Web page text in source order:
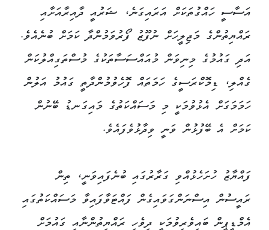
އަސާސީ ހައްގުތަކަށް އަރައިގަނެ، ޝަރުއީ ދާއިރާއަށާއި
ރައްޔިތުންގެ މަޖިލީހަށް ނުފޫޒު ފޯރުވަމުންދާ ކަމަށް ބުނެއެވެ.
އަދި ގައުމުގެ މިނިވަން މުއައްސަސާތަކުގެ މުސްތަގިއްލުކަން
ގެއްލި، ޑިމޮކްރަސީގެ ހަމަތައް ފޮހެވުމުންދާތީ ގައުމު އަލުން
ހަމަމަގަށް އެޅުވުމަކީ މި މަސައްކަތުގެ މައިގަނޑު ބޭނުން
ކަމަށް އެ ބޭފުޅުން ވަނީ ވިދާޅުވެފައެވެ.
ފައްޔާޒު ހުށަހެޅުއްވި ގަރާރުގައި ބުނެފައިވަނީ، ތިން
ރައީސުން އިސްނަންގަވައިގެން ފައްޓަވާފައިވާ މަސައްކަތުގައި
އެމްޑީޕީން ބައިވެރިވުމަކީ ދިވެހި ރައްޔިތުންނާއި ގައުމަށް